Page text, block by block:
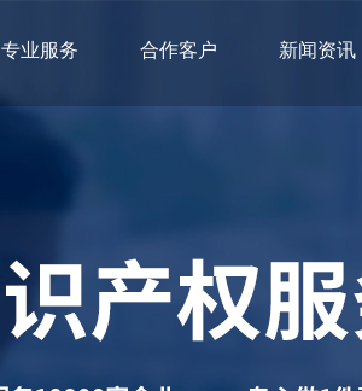
专业服务 合作客户 新闻资讯